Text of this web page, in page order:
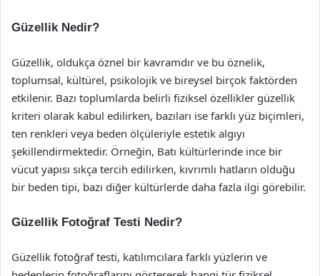
Güzellik Nedir?
Güzellik, oldukça öznel bir kavramdır ve bu öznelik,
toplumsal, kültürel, psikolojik ve bireysel birçok faktörden
etkilenir. Bazı toplumlarda belirli fiziksel özellikler güzellik
kriteri olarak kabul edilirken, bazıları ise farklı yüz biçimleri,
ten renkleri veya beden ölçüleriyle estetik algıyı
şekillendirmektedir. Örneğin, Batı kültürlerinde ince bir
vücut yapısı sıkça tercih edilirken, kıvrımlı hatların olduğu
bir beden tipi, bazı diğer kültürlerde daha fazla ilgi görebilir.
Güzellik Fotoğraf Testi Nedir?
Güzellik fotoğraf testi, katılımcılara farklı yüzlerin ve